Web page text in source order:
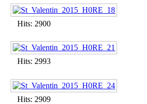
Hits: 2900
Hits: 2993
Hits: 2909